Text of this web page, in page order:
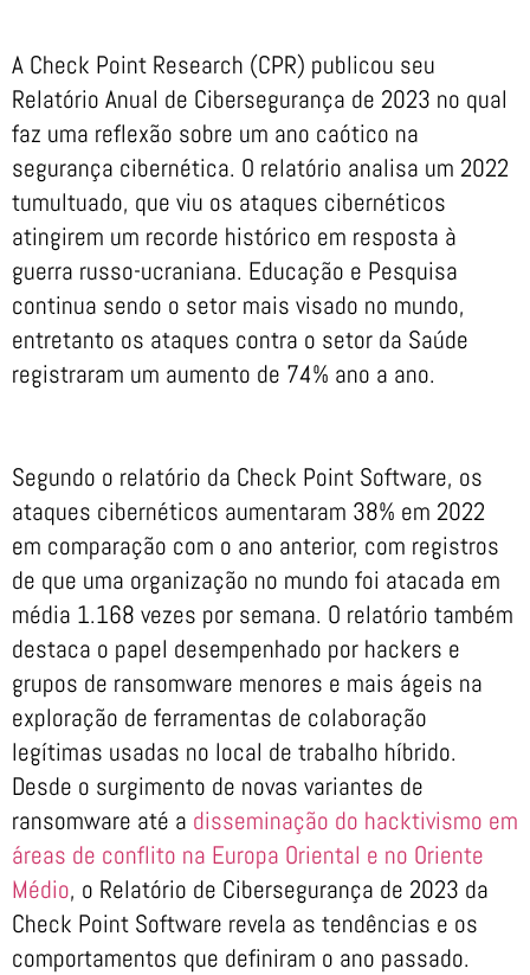
A Check Point Research (CPR) publicou seu
Relatório Anual de Cibersegurança de 2023 no qual
faz uma reflexão sobre um ano caótico na
segurança cibernética. O relatório analisa um 2022
tumultuado, que viu os ataques cibernéticos
atingirem um recorde histórico em resposta à
guerra russo-ucraniana. Educação e Pesquisa
continua sendo o setor mais visado no mundo,
entretanto os ataques contra o setor da Saúde
registraram um aumento de 74% ano a ano.
Segundo o relatório da Check Point Software, os
ataques cibernéticos aumentaram 38% em 2022
em comparação com o ano anterior, com registros
de que uma organização no mundo foi atacada em
média 1.168 vezes por semana. O relatório também
destaca o papel desempenhado por hackers e
grupos de ransomware menores e mais ágeis na
exploração de ferramentas de colaboração
legítimas usadas no local de trabalho híbrido.
Desde o surgimento de novas variantes de
ransomware até a disseminação do hacktivismo em
áreas de conflito na Europa Oriental e no Oriente
Médio, o Relatório de Cibersegurança de 2023 da
Check Point Software revela as tendências e os
comportamentos que definiram o ano passado.